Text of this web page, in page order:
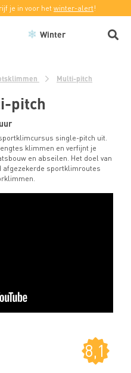
je in voor het winter-alert!
Winter
Multi-pitch
pitch
single-pitch uit.
klimmen en verfijnt je
en abseilen. Het doel van
afgezekerde sportklimroutes
8,1